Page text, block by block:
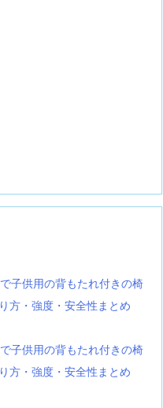
子供用の背もたれ付きの椅
方・強度・安全性まとめ
子供用の背もたれ付きの椅
方・強度・安全性まとめ